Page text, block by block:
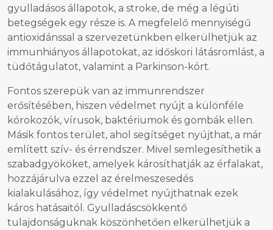
gyulladásos állapotok, a stroke, de még a légúti
betegségek egy része is. A megfelelő mennyiségű
antioxidánssal a szervezetünkben elkerülhetjük az
immunhiányos állapotokat, az időskori látásromlást, a
tüdőtágulatot, valamint a Parkinson-kórt.
Fontos szerepük van az immunrendszer
erősítésében, hiszen védelmet nyújt a különféle
kórokozók, vírusok, baktériumok és gombák ellen.
Másik fontos terület, ahol segítséget nyújthat, a már
említett szív- és érrendszer. Mivel semlegesíthetik a
szabadgyököket, amelyek károsíthatják az érfalakat,
hozzájárulva ezzel az érelmeszesedés
kialakulásához, így védelmet nyújthatnak ezek
káros hatásaitól. Gyulladáscsökkentő
tulajdonságuknak köszönhetően elkerülhetjük a